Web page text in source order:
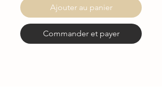
Ajouter au panier
Commander et payer